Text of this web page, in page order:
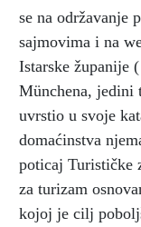
se na održavanje
sajmovima i na
Istarske
Münchena, jedini
uvrstio u svoje
domaćinstva
poticaj Turističke
za turizam
kojoj je cilj